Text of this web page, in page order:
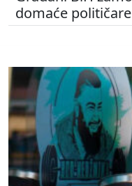
domaće političare